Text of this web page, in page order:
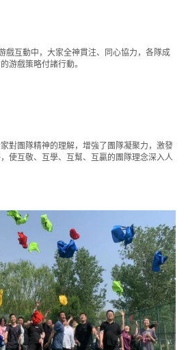
戲互動中，大家全神貫注、同心協力，各隊成
游戲策略付諸行動。
對團隊精神的理解，增強了團隊凝聚力，激發
使互敬、互學、互幫、互贏的團隊理念深入人